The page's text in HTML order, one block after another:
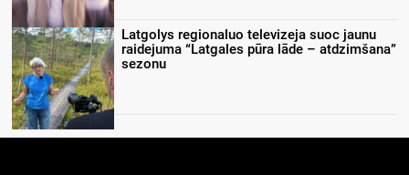
Latgolys regionaluo televizeja suoc jaunu
raidejuma “Latgales pūra lāde – atdzimšana”
sezonu